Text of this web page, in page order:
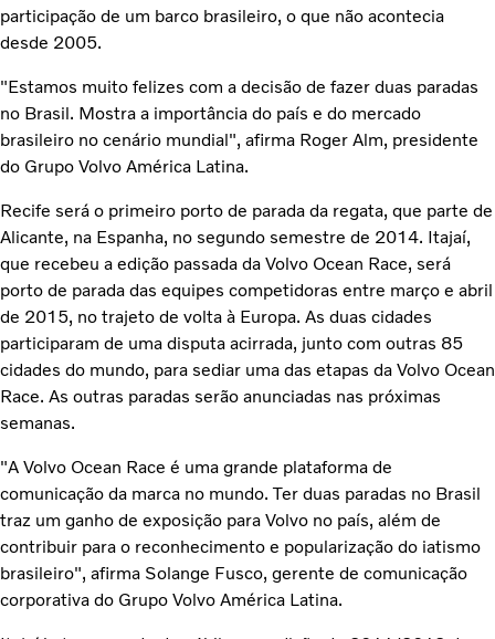
participação de um barco brasileiro, o que não acontecia
desde 2005.
"Estamos muito felizes com a decisão de fazer duas paradas
no Brasil. Mostra a importância do país e do mercado
brasileiro no cenário mundial", afirma Roger Alm, presidente
do Grupo Volvo América Latina.
Recife será o primeiro porto de parada da regata, que parte de
Alicante, na Espanha, no segundo semestre de 2014. Itajaí,
que recebeu a edição passada da Volvo Ocean Race, será
porto de parada das equipes competidoras entre março e abril
de 2015, no trajeto de volta à Europa. As duas cidades
participaram de uma disputa acirrada, junto com outras 85
cidades do mundo, para sediar uma das etapas da Volvo Ocean
Race. As outras paradas serão anunciadas nas próximas
semanas.
"A Volvo Ocean Race é uma grande plataforma de
comunicação da marca no mundo. Ter duas paradas no Brasil
traz um ganho de exposição para Volvo no país, além de
contribuir para o reconhecimento e popularização do iatismo
brasileiro", afirma Solange Fusco, gerente de comunicação
corporativa do Grupo Volvo América Latina.